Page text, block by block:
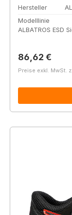
Hersteller
Modelllinie
ALBATROS ESD
Regulärer
86,62 €
Preise exkl. MwSt.